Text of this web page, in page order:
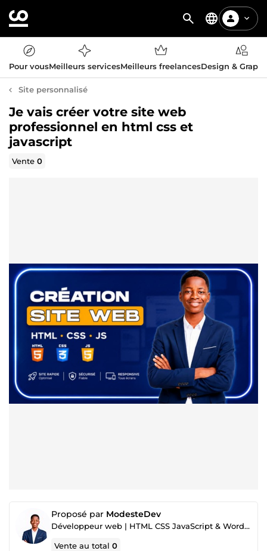
Pour vousMeilleurs servicesMeilleurs freelancesDesign &
Site personnalisé
Je vais créer votre site web
professionnel en html css et
javascript
Vente0
Proposé par ModesteDev
Développeur web | HTML CSS JavaScript & WordPress
Vente au total0